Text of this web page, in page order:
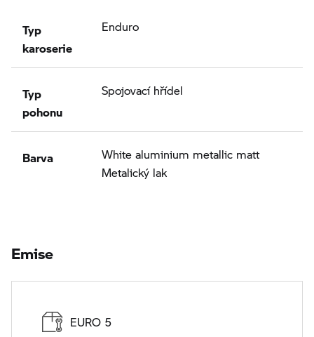
Typ
karoserie
Enduro
Typ
pohonu
Spojovací hřídel
Barva
White aluminium metallic matt
Metalický lak
Emise
EURO 5